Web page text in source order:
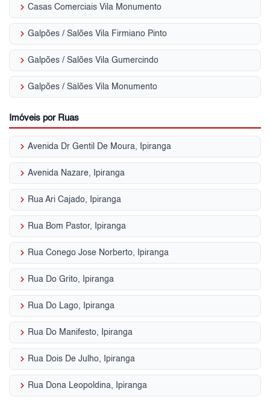
keyboard_arrow_right Casas Comerciais Vila Monumento
keyboard_arrow_right Galpões / Salões Vila Firmiano Pinto
keyboard_arrow_right Galpões / Salões Vila Gumercindo
keyboard_arrow_right Galpões / Salões Vila Monumento
Imóveis por Ruas
keyboard_arrow_right Avenida Dr Gentil De Moura, Ipiranga
keyboard_arrow_right Avenida Nazare, Ipiranga
keyboard_arrow_right Rua Ari Cajado, Ipiranga
keyboard_arrow_right Rua Bom Pastor, Ipiranga
keyboard_arrow_right Rua Conego Jose Norberto, Ipiranga
keyboard_arrow_right Rua Do Grito, Ipiranga
keyboard_arrow_right Rua Do Lago, Ipiranga
keyboard_arrow_right Rua Do Manifesto, Ipiranga
keyboard_arrow_right Rua Dois De Julho, Ipiranga
keyboard_arrow_right Rua Dona Leopoldina, Ipiranga